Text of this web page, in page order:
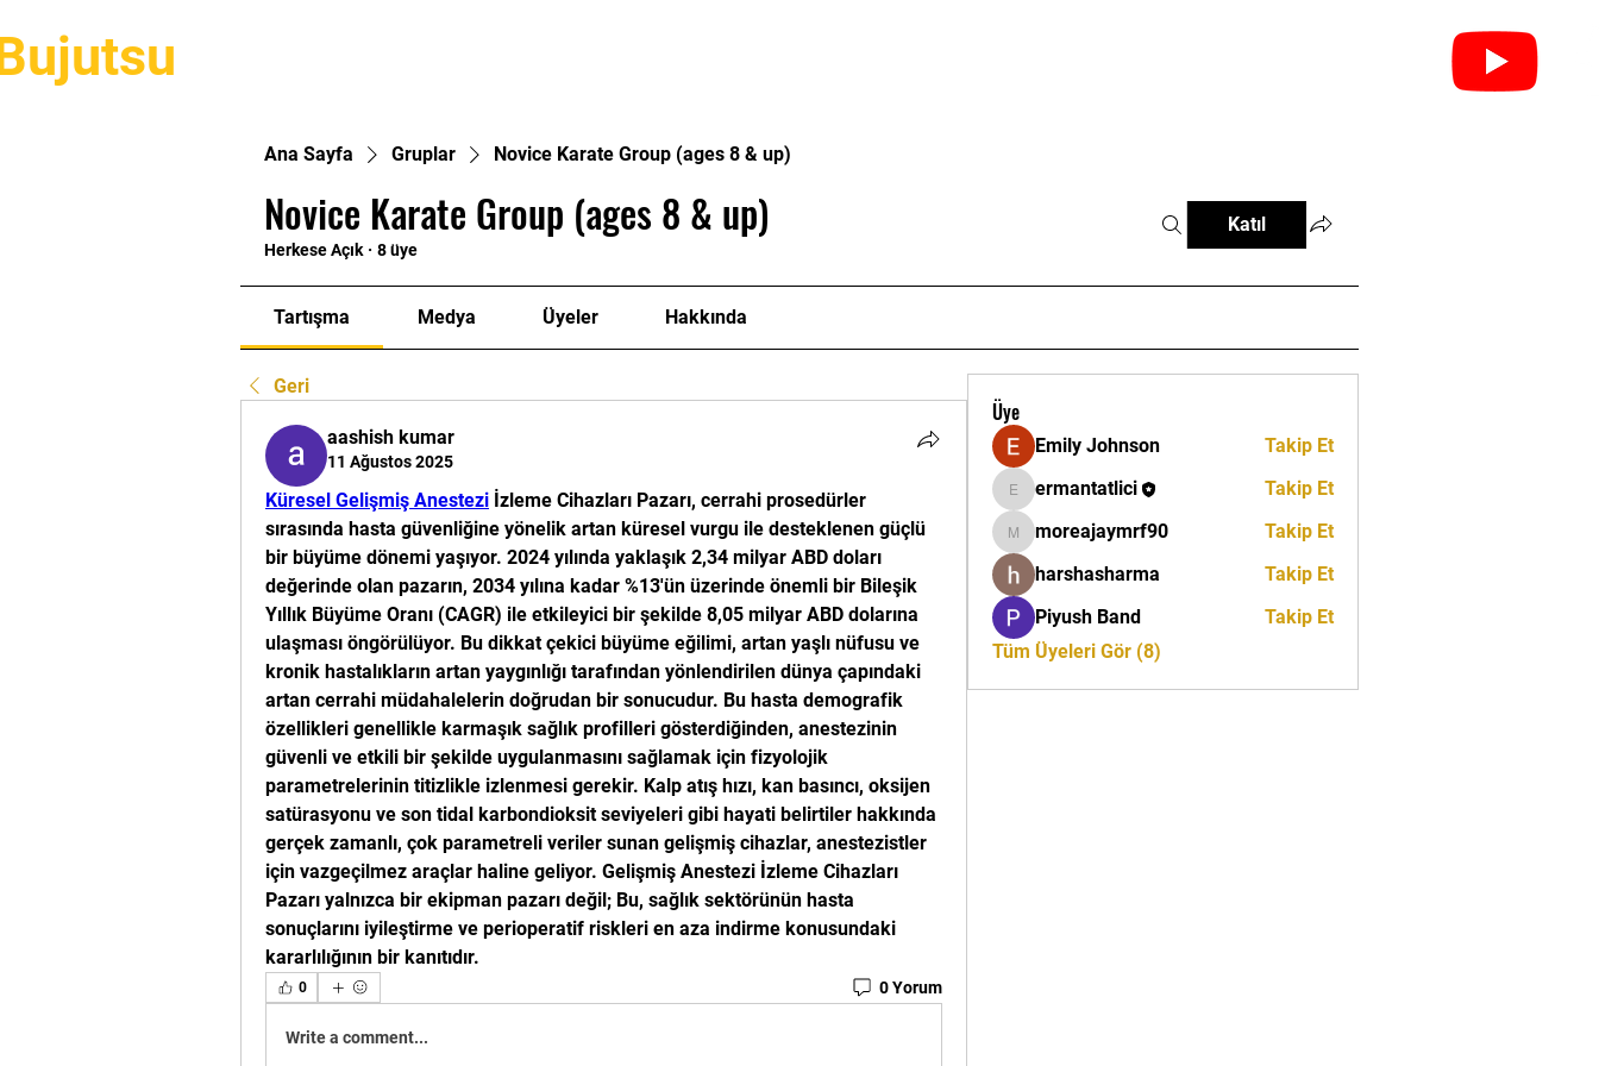
Ana Sayfa Gruplar Novice Karate Group (ages 8 & up)
Novice Karate Group (ages 8 & up)
Herkese Açık · 8 üye
Katıl
Tartışma Medya Üyeler Hakkında
Geri
aashish kumar
11 Ağustos 2025
Küresel Gelişmiş Anestezi İzleme Cihazları Pazarı, cerrahi prosedürler
sırasında hasta güvenliğine yönelik artan küresel vurgu ile desteklenen güçlü
bir büyüme dönemi yaşıyor. 2024 yılında yaklaşık 2,34 milyar ABD doları
değerinde olan pazarın, 2034 yılına kadar %13'ün üzerinde önemli bir Bileşik
Yıllık Büyüme Oranı (CAGR) ile etkileyici bir şekilde 8,05 milyar ABD dolarına
ulaşması öngörülüyor. Bu dikkat çekici büyüme eğilimi, artan yaşlı nüfusu ve
kronik hastalıkların artan yaygınlığı tarafından yönlendirilen dünya çapındaki
artan cerrahi müdahalelerin doğrudan bir sonucudur. Bu hasta demografik
özellikleri genellikle karmaşık sağlık profilleri gösterdiğinden, anestezinin
güvenli ve etkili bir şekilde uygulanmasını sağlamak için fizyolojik
parametrelerinin titizlikle izlenmesi gerekir. Kalp atış hızı, kan basıncı, oksijen
satürasyonu ve son tidal karbondioksit seviyeleri gibi hayati belirtiler hakkında
gerçek zamanlı, çok parametreli veriler sunan gelişmiş cihazlar, anestezistler
için vazgeçilmez araçlar haline geliyor. Gelişmiş Anestezi İzleme Cihazları
Pazarı yalnızca bir ekipman pazarı değil; Bu, sağlık sektörünün hasta
sonuçlarını iyileştirme ve perioperatif riskleri en aza indirme konusundaki
kararlılığının bir kanıtıdır.
0 0 Yorum
Write a comment...
Üye
Emily Johnson Takip Et
ermantatlici
ermantatlici Takip Et
moreajaymrf90
moreajaymrf90
Takip Et
harshasharma
Takip Et
Piyush Band
Takip Et
Tüm Üyeleri Gör (8)